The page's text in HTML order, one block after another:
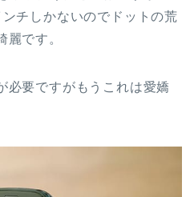
チしかないのでドットの荒
麗です。
必要ですがもうこれは愛嬌